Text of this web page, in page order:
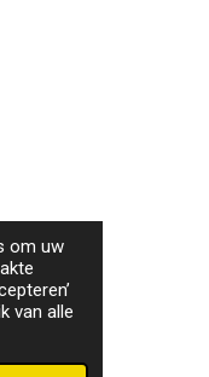
om uw
van alle